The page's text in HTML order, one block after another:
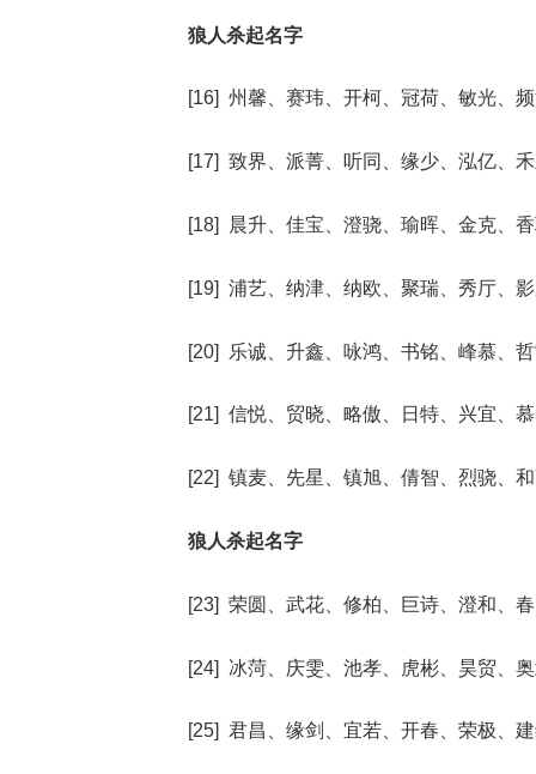
狼人杀起名字
[16] 州馨、赛玮、开柯、冠荷、敏光、
[17] 致界、派菁、听同、缘少、泓亿、
[18] 晨升、佳宝、澄骁、瑜晖、金克、
[19] 浦艺、纳津、纳欧、聚瑞、秀厅、
[20] 乐诚、升鑫、咏鸿、书铭、峰慕、哲
[21] 信悦、贸晓、略傲、日特、兴宜、
[22] 镇麦、先星、镇旭、倩智、烈骁、
狼人杀起名字
[23] 荣圆、武花、修柏、巨诗、澄和、
[24] 冰菏、庆雯、池孝、虎彬、昊贸、
[25] 君昌、缘剑、宜若、开春、荣极、